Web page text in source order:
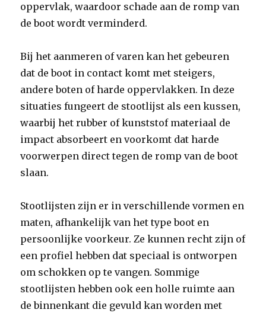
oppervlak, waardoor schade aan de romp van
de boot wordt verminderd.
Bij het aanmeren of varen kan het gebeuren
dat de boot in contact komt met steigers,
andere boten of harde oppervlakken. In deze
situaties fungeert de stootlijst als een kussen,
waarbij het rubber of kunststof materiaal de
impact absorbeert en voorkomt dat harde
voorwerpen direct tegen de romp van de boot
slaan.
Stootlijsten zijn er in verschillende vormen en
maten, afhankelijk van het type boot en
persoonlijke voorkeur. Ze kunnen recht zijn of
een profiel hebben dat speciaal is ontworpen
om schokken op te vangen. Sommige
stootlijsten hebben ook een holle ruimte aan
de binnenkant die gevuld kan worden met